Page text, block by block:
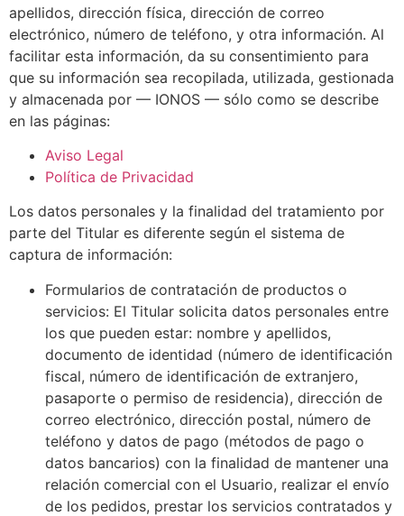
apellidos, dirección física, dirección de correo
electrónico, número de teléfono, y otra información. Al
facilitar esta información, da su consentimiento para
que su información sea recopilada, utilizada, gestionada
y almacenada por — IONOS — sólo como se describe
en las páginas:
Aviso Legal
Política de Privacidad
Los datos personales y la finalidad del tratamiento por
parte del Titular es diferente según el sistema de
captura de información:
Formularios de contratación de productos o
servicios: El Titular solicita datos personales entre
los que pueden estar: nombre y apellidos,
documento de identidad (número de identificación
fiscal, número de identificación de extranjero,
pasaporte o permiso de residencia), dirección de
correo electrónico, dirección postal, número de
teléfono y datos de pago (métodos de pago o
datos bancarios) con la finalidad de mantener una
relación comercial con el Usuario, realizar el envío
de los pedidos, prestar los servicios contratados y